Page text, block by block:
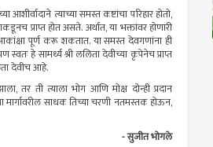
आशीर्वादाने त्याच्या समस्तकष्टांचापरिहार होतो,
प्राप्त होत असते. अर्थात, या भक्तांवर होणारी
पूर्ण करू शकतात. या समस्तदेवगणांनाही
स्वतःहे सामर्थ्य श्री ललिता देवीच्या कृपेनेच प्राप्त
देवीच आहे.
तर ती त्याला भोग आणि मोक्ष दोन्ही प्रदान
मार्गावरील साधक तिच्या चरणीनतमस्तकहोऊन,
-सुजीतभोगले